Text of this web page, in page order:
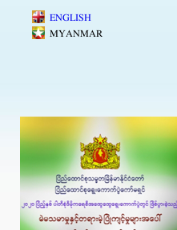
Skip to main content
ENGLISH
MYANMAR